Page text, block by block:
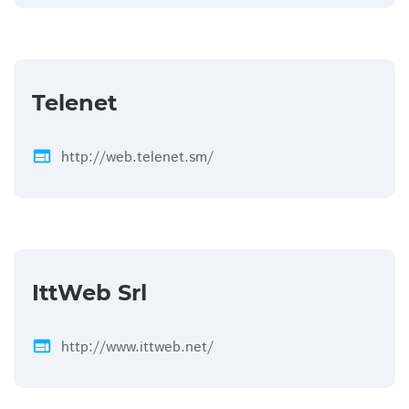
Telenet
web http://web.telenet.sm/
IttWeb Srl
web http://www.ittweb.net/